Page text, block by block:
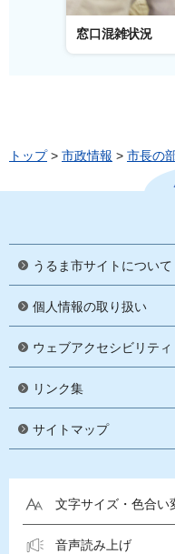
窓口混雑状況
トップ> 市政情報 > 市長の
うるま市サイトについて
個人情報の取り扱い
ウェブアクセシビリティ
リンク集
サイトマップ
文字サイズ・色合い
音声読み上げ